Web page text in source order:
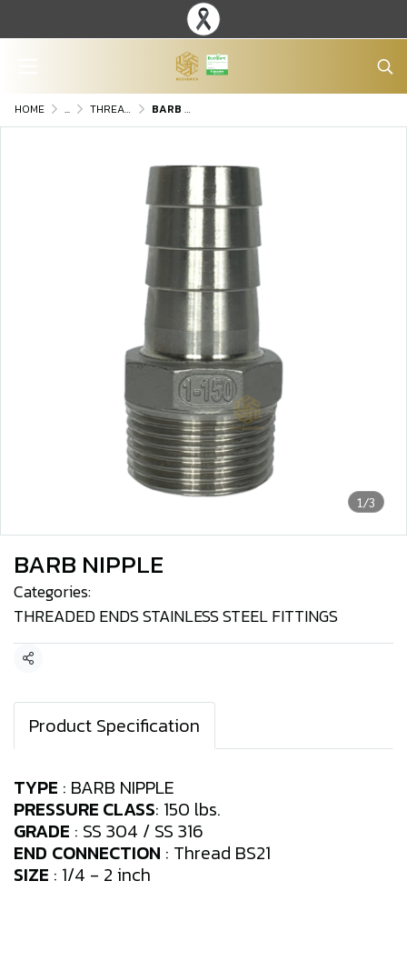
HOME ... THREADED ENDS STAINLESS STEEL FITTINGS BARB NIPPLE
1/3
BARB NIPPLE
Categories:
THREADED ENDS STAINLESS STEEL FITTINGS
Share
Product Specification
TYPE : BARB NIPPLE
PRESSURE CLASS: 150 lbs.
GRADE : SS 304 / SS 316
END CONNECTION : Thread BS21
SIZE : 1/4 - 2 inch